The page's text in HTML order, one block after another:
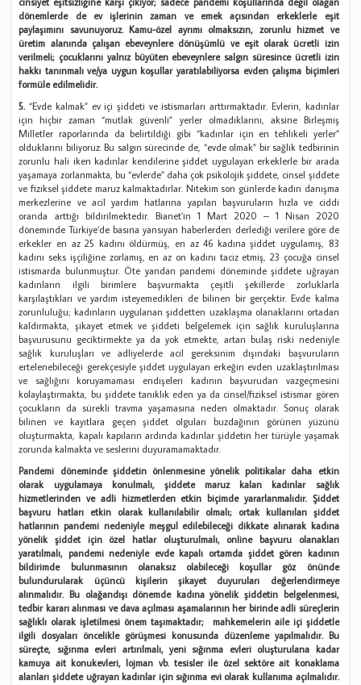
dönemlerde de ev işlerinin zaman ve emek açısından erkeklerle eşit
paylaşımını savunuyoruz. Kamu-özel ayrımı olmaksızın, zorunlu hizmet ve
üretim alanında çalışan ebeveynlere dönüşümlü ve eşit olarak ücretli izin
verilmeli; çocuklarını yalnız büyüten ebeveynlere salgın süresince ücretli izin
hakkı tanınmalı ve/ya uygun koşullar yaratılabiliyorsa evden çalışma biçimleri
formüle edilmelidir.
5.“Evde kalmak” ev içi şiddeti ve istismarları arttırmaktadır. Evlerin, kadınlar
için hiçbir zaman “mutlak güvenli” yerler olmadıklarını, aksine Birleşmiş
Milletler raporlarında da belirtildiği gibi “kadınlar için en tehlikeli yerler”
olduklarını biliyoruz. Bu salgın sürecinde de, “evde olmak” bir sağlık tedbirinin
zorunlu hali iken kadınlar kendilerine şiddet uygulayan erkeklerle bir arada
yaşamaya zorlanmakta, bu “evlerde” daha çok psikolojik şiddete, cinsel şiddete
ve fiziksel şiddete maruz kalmaktadırlar. Nitekim son günlerde kadın danışma
merkezlerine ve acil yardım hatlarına yapılan başvuruların hızla ve ciddi
oranda arttığı bildirilmektedir. Bianet’in 1 Mart 2020 – 1 Nisan 2020
döneminde Türkiye’de basına yansıyan haberlerden derlediği verilere göre de
erkekler en az 25 kadını öldürmüş, en az 46 kadına şiddet uygulamış, 83
kadını seks işçiliğine zorlamış, en az on kadını taciz etmiş, 23 çocuğa cinsel
istismarda bulunmuştur. Öte yandan pandemi döneminde şiddete uğrayan
kadınların ilgili birimlere başvurmakta çeşitli şekillerde zorluklarla
karşılaştıkları ve yardım isteyemedikleri de bilinen bir gerçektir. Evde kalma
zorunluluğu; kadınların uygulanan şiddetten uzaklaşma olanaklarını ortadan
kaldırmakta, şikayet etmek ve şiddeti belgelemek için sağlık kuruluşlarına
başvurusunu geciktirmekte ya da yok etmekte, artan bulaş riski nedeniyle
sağlık kuruluşları ve adliyelerde acil gereksinim dışındaki başvuruların
ertelenebileceği gerekçesiyle şiddet uygulayan erkeğin evden uzaklaştırılması
ve sağlığını koruyamaması endişeleri kadının başvurudan vazgeçmesini
kolaylaştırmakta, bu şiddete tanıklık eden ya da cinsel/fiziksel istismar gören
çocukların da sürekli travma yaşamasına neden olmaktadır. Sonuç olarak
bilinen ve kayıtlara geçen şiddet olguları buzdağının görünen yüzünü
oluşturmakta, kapalı kapıların ardında kadınlar şiddetin her türüyle yaşamak
zorunda kalmakta ve seslerini duyuramamaktadır.
Pandemi döneminde şiddetin önlenmesine yönelik politikalar daha etkin
olarak uygulamaya konulmalı, şiddete maruz kalan kadınlar sağlık
hizmetlerinden ve adli hizmetlerden etkin biçimde yararlanmalıdır. Şiddet
başvuru hatları etkin olarak kullanılabilir olmalı; ortak kullanılan şiddet
hatlarının pandemi nedeniyle meşgul edilebileceği dikkate alınarak kadına
yönelik şiddet için özel hatlar oluşturulmalı, online başvuru olanakları
yaratılmalı, pandemi nedeniyle evde kapalı ortamda şiddet gören kadının
bildirimde bulunmasının olanaksız olabileceği koşullar göz önünde
bulundurularak üçüncü kişilerin şikayet duyuruları değerlendirmeye
alınmalıdır. Bu olağandışı dönemde kadına yönelik şiddetin belgelenmesi,
tedbir kararı alınması ve dava açılması aşamalarının her birinde adli süreçlerin
sağlıklı olarak işletilmesi önem taşımaktadır; mahkemelerin aile içi şiddetle
ilgili dosyaları öncelikle görüşmesi konusunda düzenleme yapılmalıdır. Bu
süreçte, sığınma evleri artırılmalı, yeni sığınma evleri oluşturulana kadar
kamuya ait konukevleri, lojman vb. tesisler ile özel sektöre ait konaklama
alanları şiddete uğrayan kadınlar için sığınma evi olarak kullanıma açılmalıdır.